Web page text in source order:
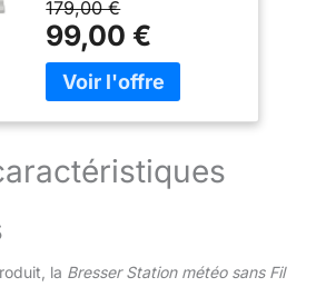
fonction sur un écran de
5,7". La séparation des
symboles et l'illumination
permanante (2 niveaux
Le capteur extérieur 5-
en-1 indique les
atmosphérique, vitesse
179,00 €
99,00 €
la Bresser Station météo sans Fil